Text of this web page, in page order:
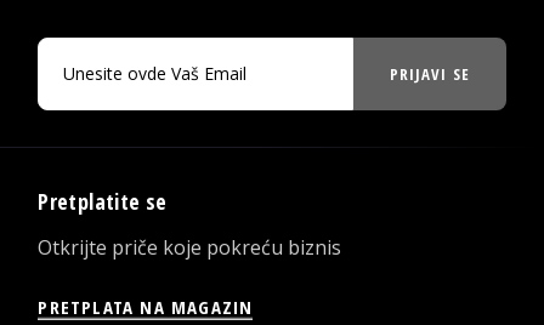
PRIJAVI SE
Pretplatite se
Otkrijte priče koje pokreću biznis
PRETPLATA NA MAGAZIN